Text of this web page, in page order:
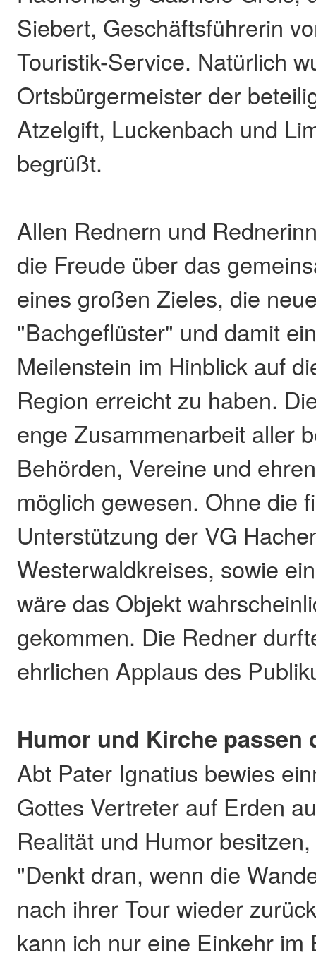
Siebert, Geschäftsführerin
Touristik-Service. Natürlich
Ortsbürgermeister der
Atzelgift, Luckenbach und
begrüßt.
Allen Rednern und
die Freude über das
eines großen Zieles, die
"Bachgeflüster" und damit
Meilenstein im Hinblick auf
Region erreicht zu haben.
enge Zusammenarbeit aller
Behörden, Vereine und
möglich gewesen. Ohne die
Unterstützung der VG
Westerwaldkreises, sowie
wäre das Objekt
gekommen. Die Redner
ehrlichen Applaus des
Humor und Kirche passen
Abt Pater Ignatius bewies
Gottes Vertreter auf Erden
Realität und Humor
"Denkt dran, wenn die
nach ihrer Tour wieder
kann ich nur eine Einkehr im